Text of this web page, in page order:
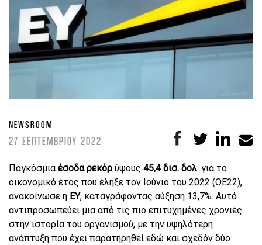
NEWSROOM
27 ΣΕΠΤΕΜΒΡΙΟΥ 2022
Παγκόσμιαέσοδα ρεκόρ ύψους 45,4 δισ. δολ. για το
οικονομικό έτος που έληξε τον Ιούνιο του 2022 (ΟΕ22),
ανακοίνωσε η EY, καταγράφοντας αύξηση 13,7%. Αυτό
αντιπροσωπεύει μια από τις πιο επιτυχημένες χρονιές
στην ιστορία του οργανισμού, με την υψηλότερη
ανάπτυξη που έχει παρατηρηθεί εδώ και σχεδόν δύο